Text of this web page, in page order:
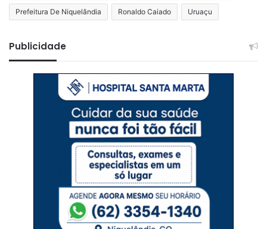
Prefeitura De Niquelândia Ronaldo Caiado Uruaçu
Publicidade